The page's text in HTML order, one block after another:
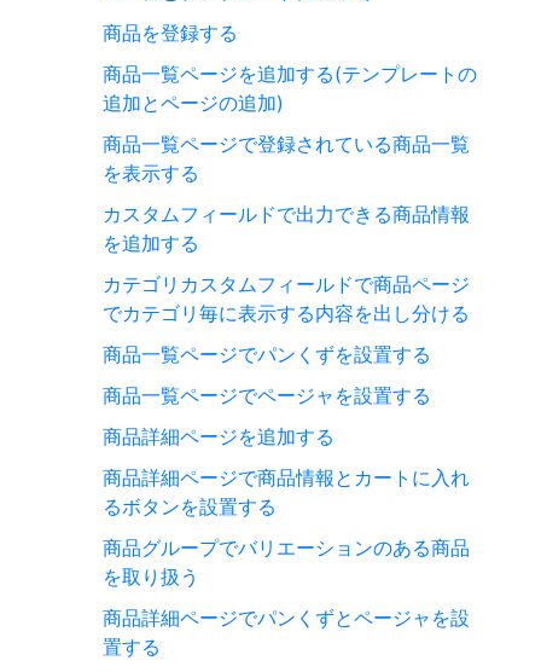
商品を登録する
商品一覧ページを追加する(テンプレートの
追加とページの追加)
商品一覧ページで登録されている商品一覧
を表示する
カスタムフィールドで出力できる商品情報
を追加する
カテゴリカスタムフィールドで商品ページ
でカテゴリ毎に表示する内容を出し分ける
商品一覧ページでパンくずを設置する
商品一覧ページでページャを設置する
商品詳細ページを追加する
商品詳細ページで商品情報とカートに入れ
るボタンを設置する
商品グループでバリエーションのある商品
を取り扱う
商品詳細ページでパンくずとページャを設
置する